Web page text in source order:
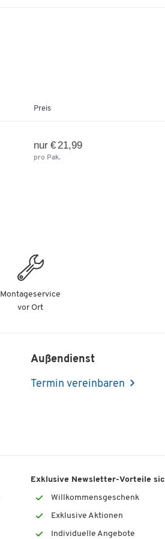
Preis
nur € 21,99
pro Pak.
Montageservice
vor Ort
Außendienst
Termin vereinbaren
Exklusive Newsletter-Vorteile
Willkommensgeschenk
Exklusive Aktionen
Individuelle Angebote